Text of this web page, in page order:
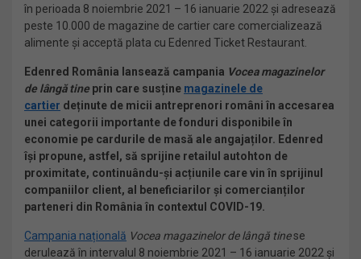
în perioada 8 noiembrie 2021 – 16 ianuarie 2022 și adresează
peste 10.000 de magazine de cartier care comercializează
alimente și acceptă plata cu Edenred Ticket Restaurant.
Edenred România lansează campania Vocea magazinelor
de lângă tine prin care susține magazinele de
cartier deținute de micii antreprenori români în accesarea
unei categorii importante de fonduri disponibile în
economie pe cardurile de masă ale angajaților. Edenred
își propune, astfel, să sprijine retailul autohton de
proximitate, continuându-și acțiunile care vin în sprijinul
companiilor client, al beneficiarilor și comercianților
parteneri din România în contextul COVID-19.
Campania națională Vocea magazinelor de lângă tinese
derulează în intervalul 8 noiembrie 2021 – 16 ianuarie 2022 și